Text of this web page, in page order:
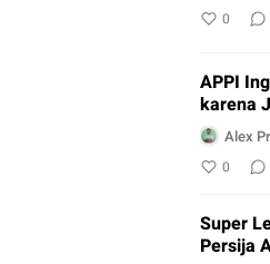
0
APPI
karena
Alex
0
Super
Persija